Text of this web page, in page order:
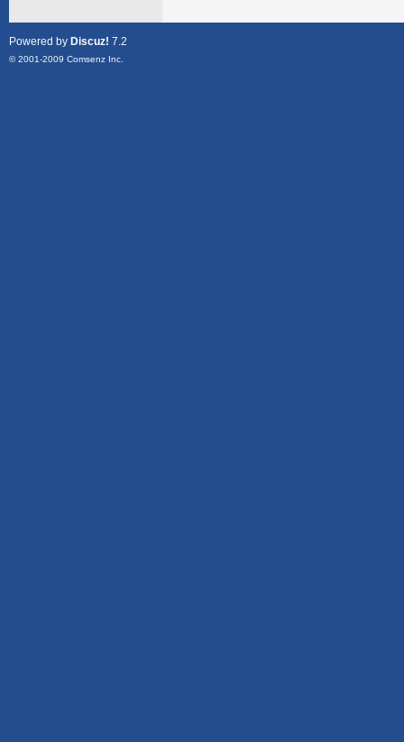
Powered by Discuz! 7.2
© 2001-2009 Comsenz Inc.